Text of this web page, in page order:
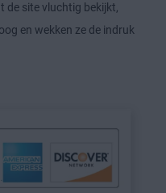
de site vluchtig bekijkt,
en wekken ze de indruk